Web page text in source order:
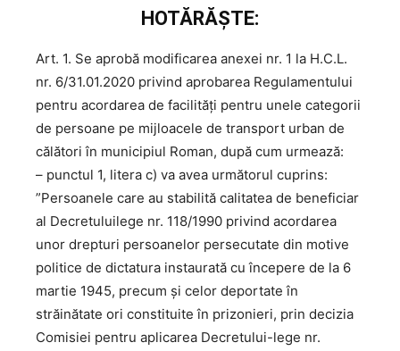
HOTĂRĂȘTE:
Art. 1. Se aprobă modificarea anexei nr. 1 la H.C.L.
nr. 6/31.01.2020 privind aprobarea Regulamentului
pentru acordarea de facilități pentru unele categorii
de persoane pe mijloacele de transport urban de
călători în municipiul Roman, după cum urmează:
– punctul 1, litera c) va avea următorul cuprins:
”Persoanele care au stabilită calitatea de beneficiar
al Decretuluilege nr. 118/1990 privind acordarea
unor drepturi persoanelor persecutate din motive
politice de dictatura instaurată cu începere de la 6
martie 1945, precum şi celor deportate în
străinătate ori constituite în prizonieri, prin decizia
Comisiei pentru aplicarea Decretului-lege nr.